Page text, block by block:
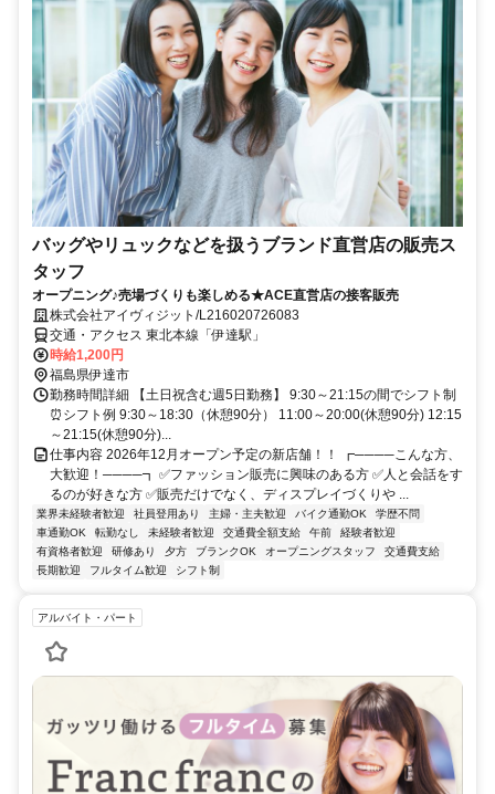
バッグやリュックなどを扱うブランド直営店の販売ス
タッフ
オープニング♪売場づくりも楽しめる★ACE直営店の接客販売
株式会社アイヴィジット/L216020726083
交通・アクセス 東北本線「伊達駅」
時給1,200円
福島県伊達市
勤務時間詳細 【土日祝含む週5日勤務】 9:30～21:15の間でシフト制
⏰シフト例 9:30～18:30（休憩90分） 11:00～20:00(休憩90分) 12:15
～21:15(休憩90分)...
仕事内容 2026年12月オープン予定の新店舗！！ ┏────こんな方、
大歓迎！────┓ ✅ファッション販売に興味のある方 ✅人と会話をす
るのが好きな方 ✅販売だけでなく、ディスプレイづくりや ...
業界未経験者歓迎 社員登用あり 主婦・主夫歓迎 バイク通勤OK
学歴不問
車通勤OK
転勤なし 未経験者歓迎 交通費全額支給 午前
経験者歓迎
有資格者歓迎
研修あり 夕方 ブランクOK オープニングスタッフ
交通費支給
長期歓迎
フルタイム歓迎 シフト制
アルバイト・パート